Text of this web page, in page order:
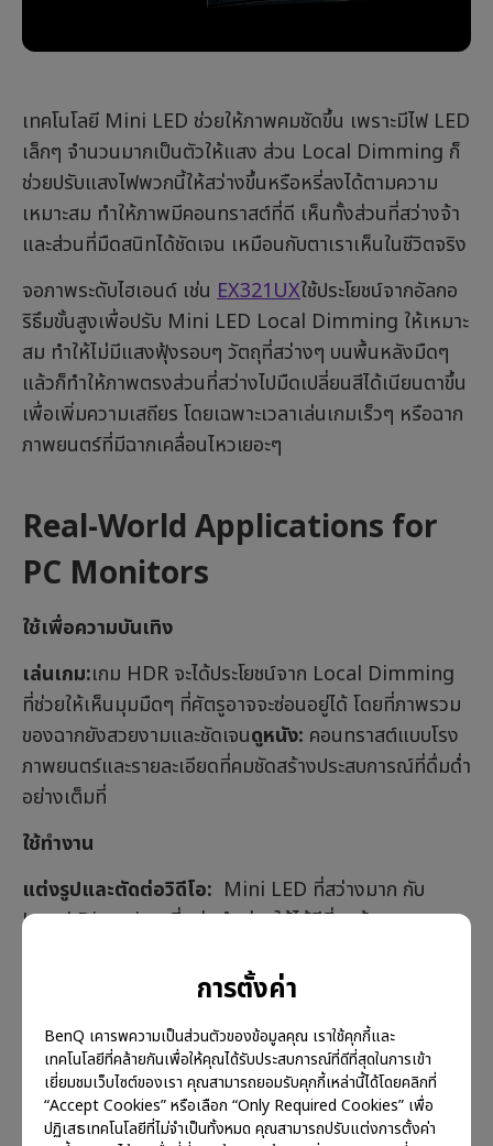
การตั้งค่า
BenQ เคารพความเป็นส่วนตัวของข้อมูลคุณ เราใช้คุกกี้และ
เทคโนโลยีที่คล้ายกันเพื่อให้คุณได้รับประสบการณ์ที่ดีที่สุดในการเข้า
เยี่ยมชมเว็บไซต์ของเรา คุณสามารถยอมรับคุกกี้เหล่านี้ได้โดยคลิกที่
“Accept Cookies” หรือเลือก “Only Required Cookies” เพื่อ
ปฏิเสธเทคโนโลยีที่ไม่จำเป็นทั้งหมด คุณสามารถปรับแต่งการตั้งค่า
เทคโนโลยี Mini LED ช่วยให้ภาพคมชัดขึ้น เพราะมีไฟ LED
เล็กๆ จำนวนมากเป็นตัวให้แสง ส่วน Local Dimming ก็
ช่วยปรับแสงไฟพวกนี้ให้สว่างขึ้นหรือหรี่ลงได้ตามความ
เหมาะสม ทำให้ภาพมีคอนทราสต์ที่ดี เห็นทั้งส่วนที่สว่างจ้า
และส่วนที่มืดสนิทได้ชัดเจน เหมือนกับตาเราเห็นในชีวิตจริง
จอภาพระดับไฮเอนด์ เช่น EX321UXใช้ประโยชน์จากอัลกอ
ริธึมขั้นสูงเพื่อปรับ Mini LED Local Dimming ให้เหมาะ
สม ทำให้ไม่มีแสงฟุ้งรอบๆ วัตถุที่สว่างๆ บนพื้นหลังมืดๆ
แล้วก็ทำให้ภาพตรงส่วนที่สว่างไปมืดเปลี่ยนสีได้เนียนตาขึ้น
เพื่อเพิ่มความเสถียร โดยเฉพาะเวลาเล่นเกมเร็วๆ หรือฉาก
ภาพยนตร์ที่มีฉากเคลื่อนไหวเยอะๆ
Real-World Applications for
PC Monitors
ใช้เพื่อความบันเทิง
เล่นเกม:เกม HDR จะได้ประโยชน์จาก Local Dimming
ที่ช่วยให้เห็นมุมมืดๆ ที่ศัตรูอาจจะซ่อนอยู่ได้ โดยที่ภาพรวม
ของฉากยังสวยงามและชัดเจนดูหนัง: คอนทราสต์แบบโรง
ภาพยนตร์และรายละเอียดที่คมชัดสร้างประสบการณ์ที่ดื่มด่ำ
อย่างเต็มที่
ใช้ทำงาน
แต่งรูปและตัดต่อวิดีโอ: Mini LED ที่สว่างมาก กับ
Local Dimming ที่แม่นยำ ช่วยให้ได้สีที่ถูกต้องและราย
ความสว่างที่เท่ากันทั่วทั้งจอ ช่วยลด
ใช้ในงานเฉพาะทาง
CAD และ 3D Modeling:แบ็คไลท์ที่สม่ำเสมอของ
Mini LED และการควบคุมรายละเอียดของ Local